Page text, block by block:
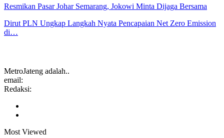
Resmikan Pasar Johar Semarang, Jokowi Minta Dijaga Bersama
Dirut PLN Ungkap Langkah Nyata Pencapaian Net Zero Emission
di…
MetroJateng adalah..
email:
Redaksi:
Most Viewed